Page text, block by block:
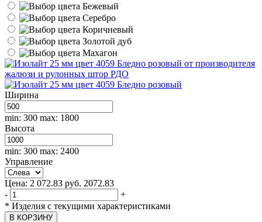
Бежевый
Серебро
Коричневый
Золотой дуб
Махагон
Ширина
min: 300 max: 1800
Высота
min: 300 max: 2400
Управление
Цена: 2 072.83 руб. 2072.83
-
+
* Изделия с текущими характеристиками